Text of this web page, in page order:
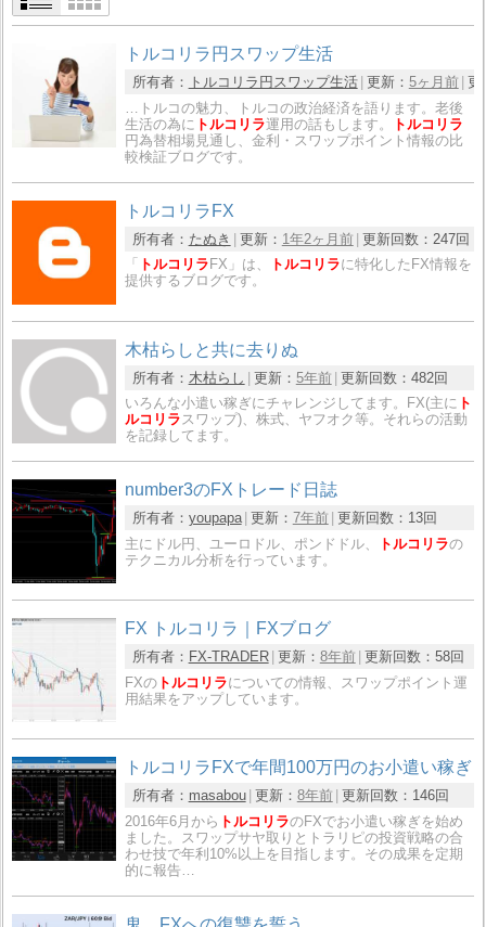
トルコリラ円スワップ生活
所有者： トルコリラ円スワップ生活 更新： 5ヶ月前 更
…トルコの魅力、トルコの政治経済を語ります。老後
生活の為に トルコリラ運用の話もします。
トルコリラ
円為替相場見通し、金利・スワップポイント情報の比
較検証ブログです。
トルコリラFX
所有者： たぬき 更新： 1年2ヶ月前 更新回数： 247回
「
トルコリラ FX」は、 トルコリラに特化したFX情報を
提供するブログです。
木枯らしと共に去りぬ
所有者： 木枯らし 更新： 5年前 更新回数： 482回
いろんな小遣い稼ぎにチャレンジしてます。FX(主に ト
ルコリラスワップ)、株式、ヤフオク等。それらの活動
を記録してます。
number3のFXトレード日誌
所有者： youpapa 更新： 7年前 更新回数： 13回
主にドル円、ユーロドル、ポンドドル、
トルコリラの
テクニカル分析を行っています。
FX トルコリラ｜FXブログ
所有者： FX-TRADER 更新： 8年前 更新回数： 58回
FXの トルコリラについての情報、スワップポイント運
用結果をアップしています。
トルコリラFXで年間100万円のお小遣い稼ぎ
所有者： masabou 更新： 8年前 更新回数： 146回
2016年6月から トルコリラのFXでお小遣い稼ぎを始め
ました。スワップサヤ取りとトラリピの投資戦略の合
わせ技で年利10%以上を目指します。その成果を定期
的に報告…